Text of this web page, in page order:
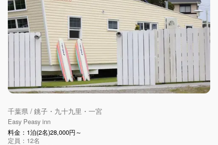
千葉県 / 銚子・九十九里・一宮
Easy Peasy inn
料金：1泊(2名)28,000円～
定員：12名